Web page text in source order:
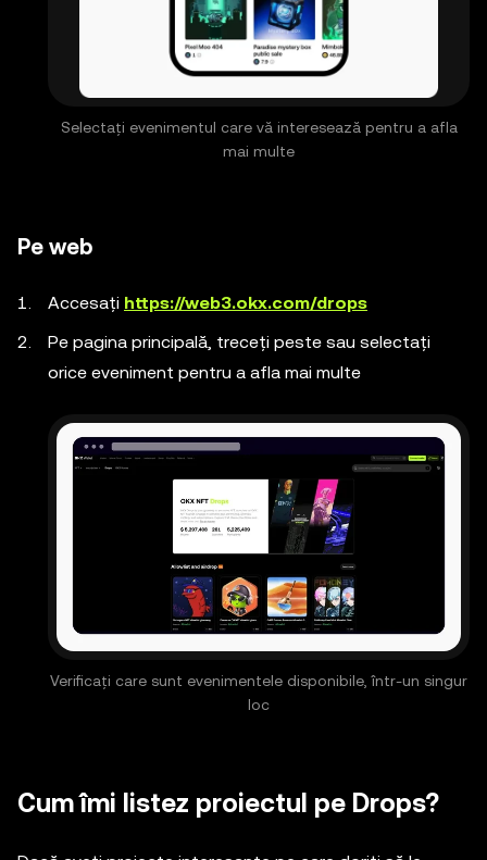
Selectați evenimentul care vă interesează pentru a afla
mai multe
Pe web
Accesați https://web3.okx.com/drops
Pe pagina principală, treceți peste sau selectați
orice eveniment pentru a afla mai multe
Verificați care sunt evenimentele disponibile, într-un singur
loc
Cum îmi listez proiectul pe Drops?